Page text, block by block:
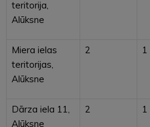
teritorija,
Alūksne
Miera ielas
teritorijas,
Alūksne
2 1
Dārza iela 11,
Alūksne
2 1